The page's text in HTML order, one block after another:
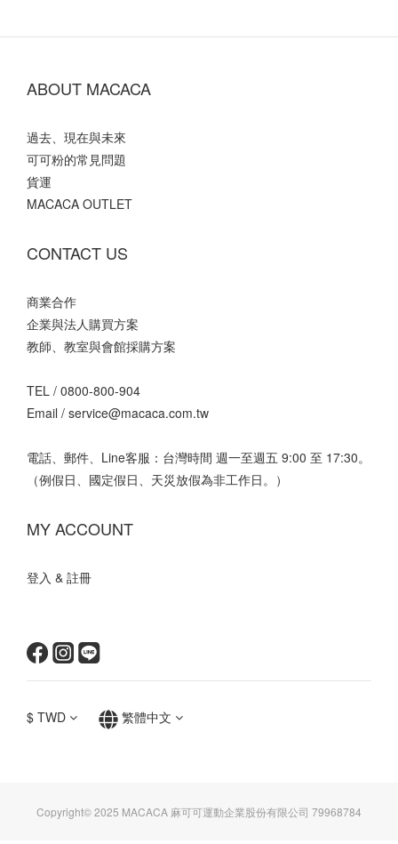
ABOUT MACACA
過去、現在與未來
可可粉的常見問題
貨運
MACACA OUTLET
CONTACT US
商業合作
企業與法人購買方案
教師、教室與會館採購方案
TEL / 0800-800-904
Email / service@macaca.com.tw
電話、郵件、Line客服：台灣時間 週一至週五 9:00 至 17:30。
（例假日、國定假日、天災放假為非工作日。）
MY ACCOUNT
登入 & 註冊
$ TWD 繁體中文
Copyright© 2025 MACACA 麻可可運動企業股份有限公司 79968784